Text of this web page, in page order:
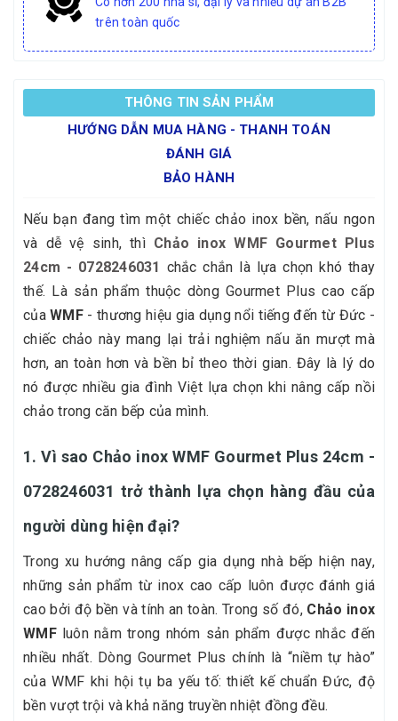
trên toàn quốc
THÔNG TIN SẢN PHẨM
HƯỚNG DẪN MUA HÀNG - THANH TOÁN
ĐÁNH GIÁ
BẢO HÀNH
Nếu bạn đang tìm một chiếc chảo inox bền, nấu ngon
và dễ vệ sinh, thì Chảo inox WMF Gourmet Plus
24cm - 0728246031 chắc chắn là lựa chọn khó thay
thế. Là sản phẩm thuộc dòng Gourmet Plus cao cấp
củaWMF- thương hiệu gia dụng nổi tiếng đến từ Đức -
chiếc chảo này mang lại trải nghiệm nấu ăn mượt mà
hơn, an toàn hơn và bền bỉ theo thời gian. Đây là lý do
nó được nhiều gia đình Việt lựa chọn khi nâng cấp nồi
chảo trong căn bếp của mình.
1. Vì sao Chảo inox WMF Gourmet Plus 24cm -
0728246031 trở thành lựa chọn hàng đầu của
người dùng hiện đại?
Trong xu hướng nâng cấp gia dụng nhà bếp hiện nay,
những sản phẩm từ inox cao cấp luôn được đánh giá
cao bởi độ bền và tính an toàn. Trong số đó, Chảo inox
WMFluôn nằm trong nhóm sản phẩm được nhắc đến
nhiều nhất. Dòng Gourmet Plus chính là “niềm tự hào”
của WMF khi hội tụ ba yếu tố: thiết kế chuẩn Đức, độ
bền vượt trội và khả năng truyền nhiệt đồng đều.